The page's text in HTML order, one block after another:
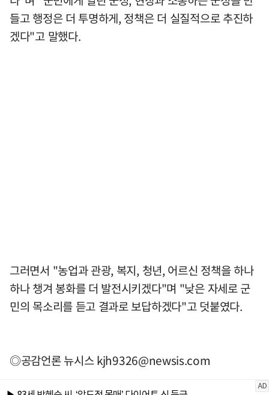
들고 행정은 더 투명하게, 정책은 더 실질적으로 추진하
겠다"고 말했다.
그러면서 "농업과 관광, 복지, 청년, 어르신 정책을 하나
하나 챙겨 봉화를 더 발전시키겠다"며 "낮은 자세로 군
민의 목소리를 듣고 결과로 보답하겠다"고 덧붙였다.
◎공감언론 뉴시스kjh9326@newsis.com